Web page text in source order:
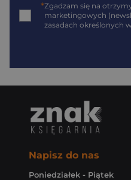
*Zgadzam się na
marketingowych
zasadach określonych w
Napisz do nas
Poniedziałek - Piątek